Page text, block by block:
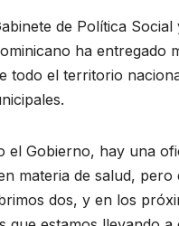
de Política
ha entregado
todo el territorio
el Gobierno, hay una
materia de salud,
dos, y en los